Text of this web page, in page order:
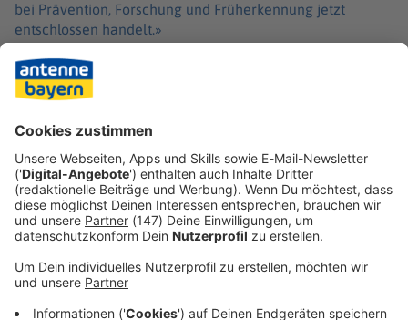
bei Prävention, Forschung und Früherkennung jetzt
entschlossen handelt.»
Nach Angaben der Stiftung «ME/CFS Research
Foundation», die die Erforschung der Krankheiten fördert,
lebten Ende 2025 in Deutschland mehr als 650.000
Menschen mit ME/CFS und mehr als 750.000 mit Long